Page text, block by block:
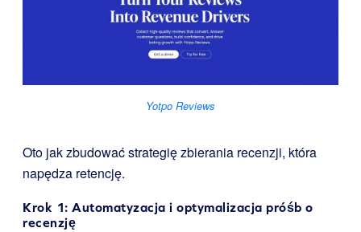
Yotpo Reviews
Oto jak zbudować strategię zbierania recenzji, która
napędza retencję.
Krok 1: Automatyzacja i optymalizacja próśb o
recenzję